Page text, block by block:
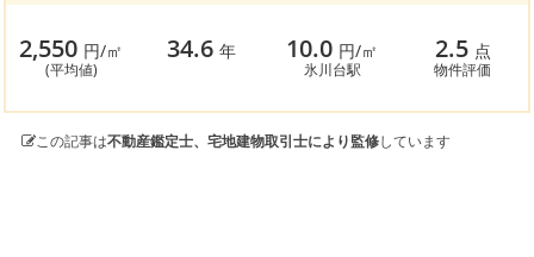
2,550 円/㎡
(平均値)
34.6年 10.0 円/㎡
氷川台駅
2.5 点
物件評価
この記事は不動産鑑定士、宅地建物取引士により監修しています